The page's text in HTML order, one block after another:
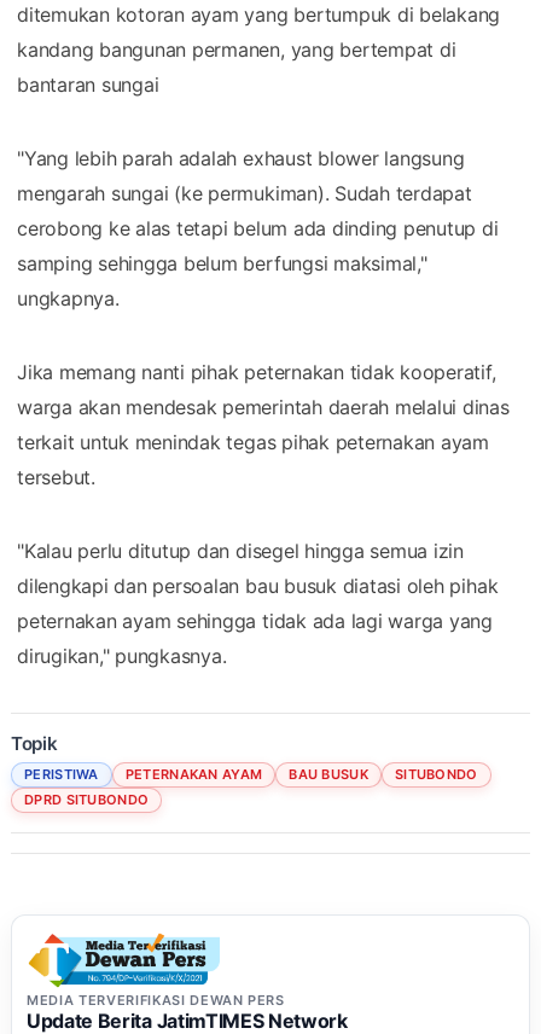
ditemukan kotoran ayam yang bertumpuk di belakang
kandang bangunan permanen, yang bertempat di
bantaran sungai
"Yang lebih parah adalah exhaust blower langsung
mengarah sungai (ke permukiman). Sudah terdapat
cerobong ke alas tetapi belum ada dinding penutup di
samping sehingga belum berfungsi maksimal,"
ungkapnya.
Jika memang nanti pihak peternakan tidak kooperatif,
warga akan mendesak pemerintah daerah melalui dinas
terkait untuk menindak tegas pihak peternakan ayam
tersebut.
"Kalau perlu ditutup dan disegel hingga semua izin
dilengkapi dan persoalan bau busuk diatasi oleh pihak
peternakan ayam sehingga tidak ada lagi warga yang
dirugikan," pungkasnya.
Topik
PERISTIWA PETERNAKAN AYAM BAU BUSUK
SITUBONDO
DPRD SITUBONDO
MEDIA TERVERIFIKASI DEWAN PERS
Update Berita JatimTIMES Network